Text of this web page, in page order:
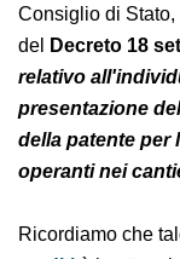
Consiglio di
pubblicazione
“Regolamento
modalità di
conseguimento
lavoratori